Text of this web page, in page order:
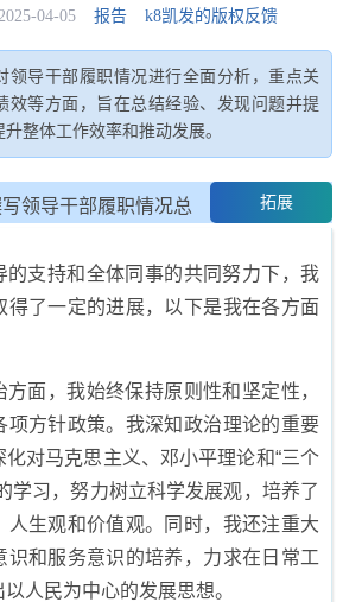
04-05 报告 k8凯发的版权反馈
领导干部履职情况进行全面分析，重点关
效等方面，旨在总结经验、发现问题并提
整体工作效率和推动发展。
领导干部履职情况总 拓展
的支持和全体同事的共同努力下，我
得了一定的进展，以下是我在各方面
方面，我始终保持原则性和坚定性，
项方针政策。我深知政治理论的重要
对马克思主义、邓小平理论和“三个
学习，努力树立科学发展观，培养了
人生观和价值观。同时，我还注重大
识和服务意识的培养，力求在日常工
人民为中心的发展思想。